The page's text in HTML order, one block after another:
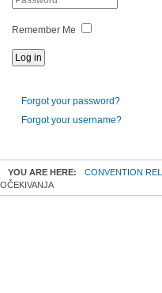
Remember Me
Forgot your password?
Forgot your username?
YOU ARE HERE:
CONVENTION
OČEKIVANJA